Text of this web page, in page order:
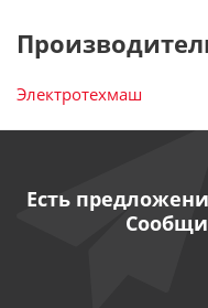
Электротехмаш
Есть